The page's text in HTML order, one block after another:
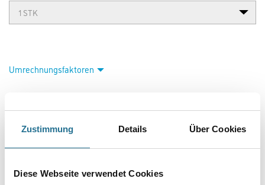
Zustimmung Details Über Cookies
Diese Webseite verwendet Cookies
Umrechnungsfaktoren